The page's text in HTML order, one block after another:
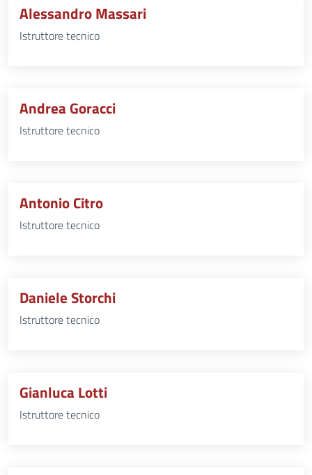
Alessandro Massari
Istruttore tecnico
Andrea Goracci
Istruttore tecnico
Antonio Citro
Istruttore tecnico
Daniele Storchi
Istruttore tecnico
Gianluca Lotti
Istruttore tecnico